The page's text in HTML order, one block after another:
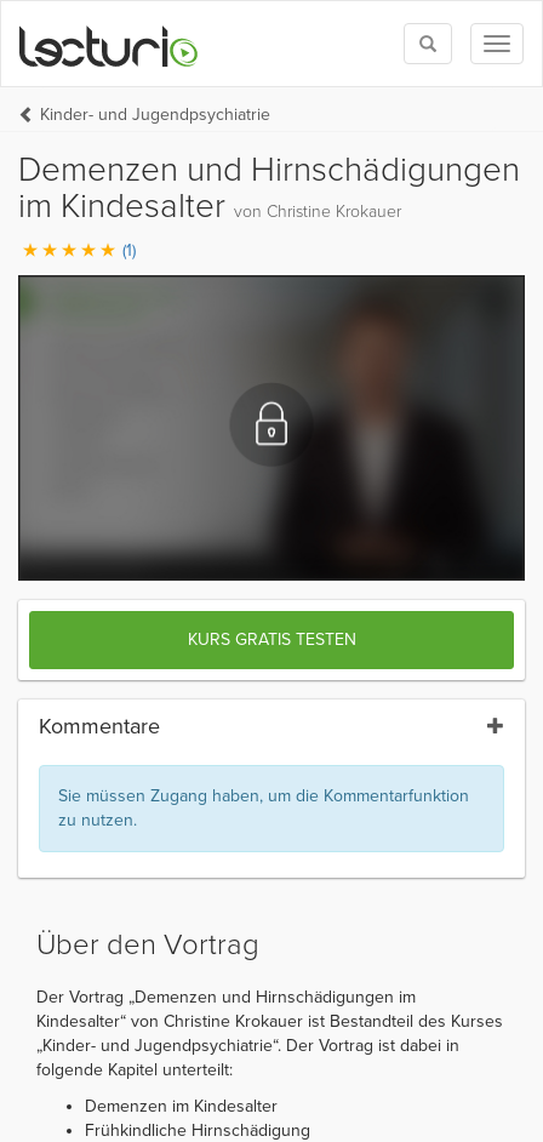
Toggle
search
Kinder- und Jugendpsychiatrie
Demenzen und Hirnschädigungen
im Kindesalter von Christine Krokauer
(1)
KURS GRATIS TESTEN
Kommentare
Sie müssen Zugang haben, um die Kommentarfunktion
zu nutzen.
Über den Vortrag
Der Vortrag „Demenzen und Hirnschädigungen im
Kindesalter“ von Christine Krokauer ist Bestandteil des Kurses
„Kinder- und Jugendpsychiatrie“. Der Vortrag ist dabei in
folgende Kapitel unterteilt:
Demenzen im Kindesalter
Frühkindliche Hirnschädigung